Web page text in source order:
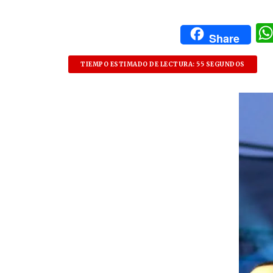
Share
TIEMPO ESTIMADO DE LECTURA: 55 SEGUNDOS